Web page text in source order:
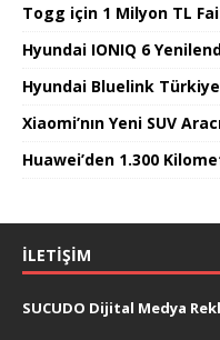
Togg için 1 Milyon TL
Hyundai IONIQ 6
Hyundai Bluelink
Xiaomi’nın Yeni SUV
Huawei’den 1.300
İLETIŞIM
SUCUDO Dijital Medya